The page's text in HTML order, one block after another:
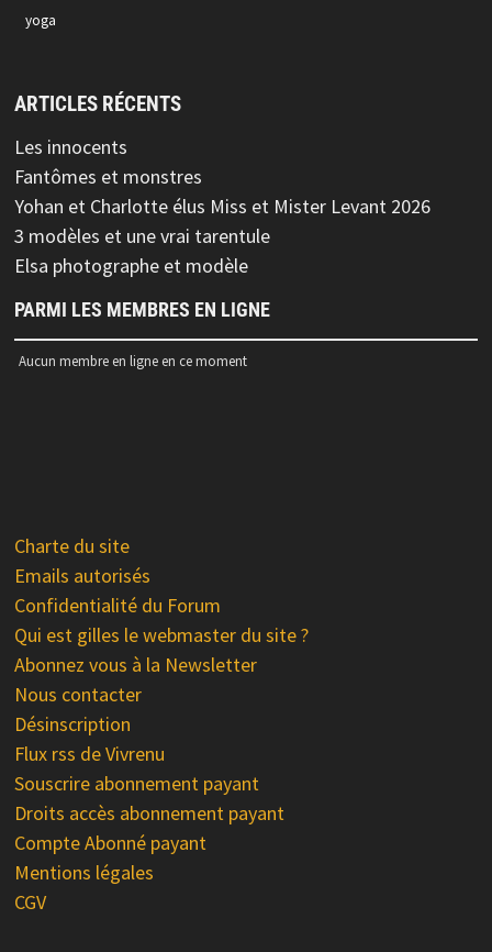
yoga
ARTICLES RÉCENTS
Les innocents
Fantômes et monstres
Yohan et Charlotte élus Miss et Mister Levant 2026
3 modèles et une vrai tarentule
Elsa photographe et modèle
PARMI LES MEMBRES EN LIGNE
Aucun membre en ligne en ce moment
Charte du site
Emails autorisés
Confidentialité du Forum
Qui est gilles le webmaster du site ?
Abonnez vous à la Newsletter
Nous contacter
Désinscription
Flux rss de Vivrenu
Souscrire abonnement payant
Droits accès abonnement payant
Compte Abonné payant
Mentions légales
CGV